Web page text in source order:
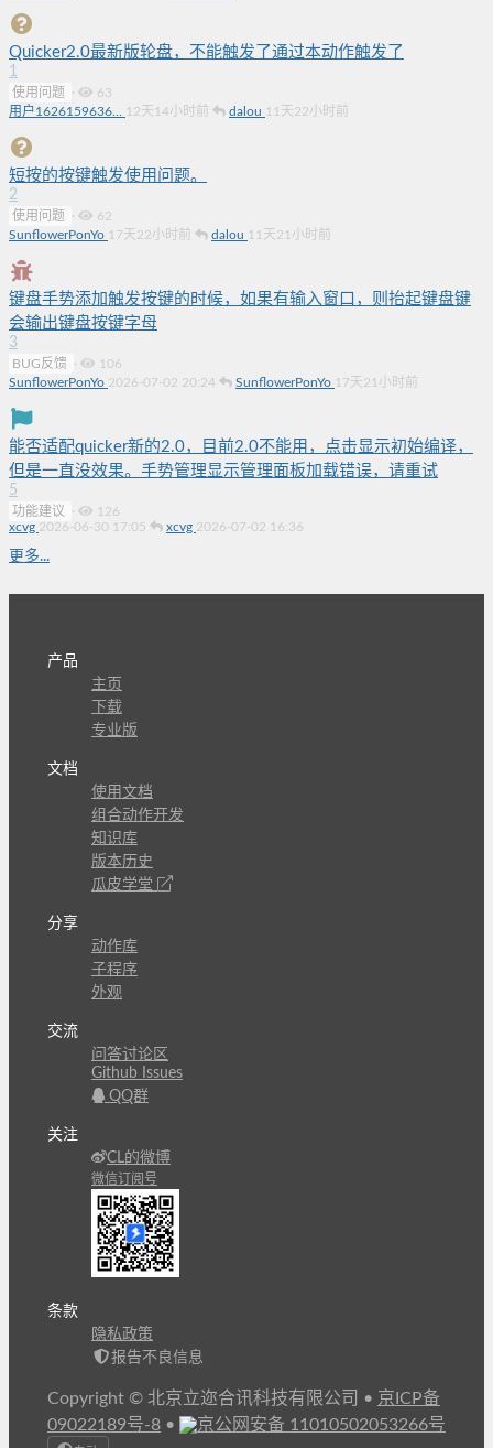
Quicker2.0最新版轮盘，不能触发了通过本动作触发了
1
使用问题 ·
63
用户1626159636...
12天14小时前 dalou 11天22小时前
短按的按键触发使用问题。
2
使用问题 ·
62
SunflowerPonYo 17天22小时前 dalou 11天21小时前
键盘手势添加触发按键的时候，如果有输入窗口，则抬起键盘键
会输出键盘按键字母
3
BUG反馈 ·
106
SunflowerPonYo 2026-07-02 20:24 SunflowerPonYo 17天21小时前
能否适配quicker新的2.0，目前2.0不能用，点击显示初始编译，
但是一直没效果。手势管理显示管理面板加载错误，请重试
5
功能建议 ·
126
xcvg 2026-06-30 17:05 xcvg 2026-07-02 16:36
更多...
产品
主页
下载
专业版
文档
使用文档
组合动作开发
知识库
版本历史
瓜皮学堂
分享
动作库
子程序
外观
交流
问答讨论区
Github Issues
QQ群
关注
CL的微博
微信订阅号
条款
隐私政策
报告不良信息
Copyright © 北京立迩合讯科技有限公司 • 京ICP备
09022189号-8 • 京公网安备 11010502053266号